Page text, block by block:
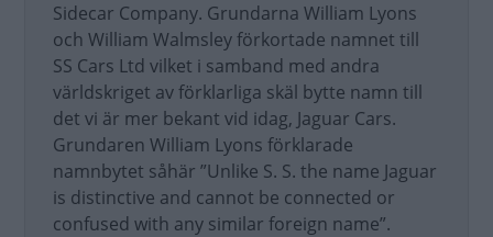
Sidecar Company. Grundarna William Lyons
och William Walmsley förkortade namnet till
SS Cars Ltd vilket i samband med andra
världskriget av förklarliga skäl bytte namn till
det vi är mer bekant vid idag, Jaguar Cars.
Grundaren William Lyons förklarade
namnbytet såhär ”Unlike S. S. the name Jaguar
is distinctive and cannot be connected or
confused with any similar foreign name”.